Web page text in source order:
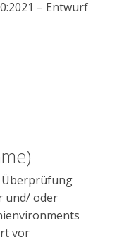
– Entwurf
und/ oder
vor